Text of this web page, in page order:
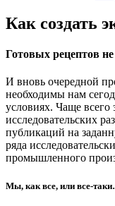
Как создать
Готовых рецептов
И вновь очередной
необходимы нам
условиях. Чаще
исследовательских
публикаций на
ряда
промышленного
Мы, как все, или все-